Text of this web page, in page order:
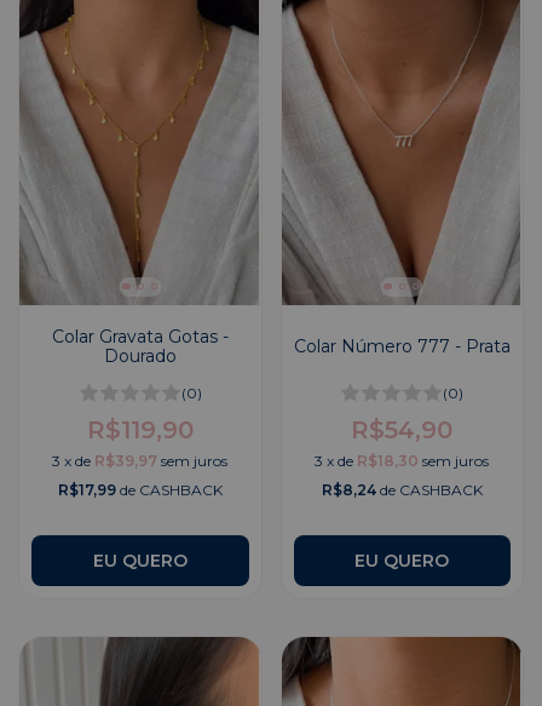
Colar Gravata Gotas -
Dourado
(0)
R$119,90
3 xde R$39,97 sem juros
R$17,99de CASHBACK
Colar Número 777 - Prata
(0)
R$54,90
3 xde R$18,30 sem juros
R$8,24de CASHBACK